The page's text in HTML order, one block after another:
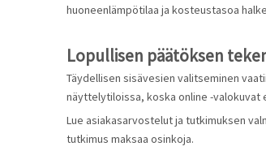
huoneenlämpötilaa ja kosteustasoa
Lopullisen päätöksen
Täydellisen sisävesien valitseminen
näyttelytiloissa, koska online -valokuvat
Lue asiakasarvostelut ja tutkimuksen
tutkimus maksaa osinkoja.